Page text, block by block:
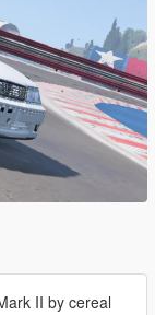
II by cereal